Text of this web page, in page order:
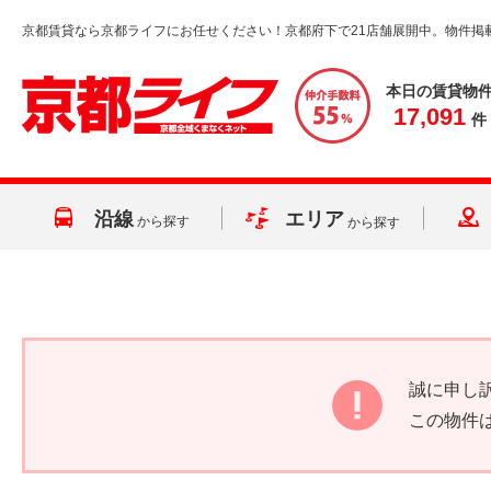
京都賃貸なら京都ライフにお任せください！京都府下で21店舗展開中。物件掲
本日の賃貸物
17,091 件
沿線 から探す エリア から探す
誠に申し
この物件